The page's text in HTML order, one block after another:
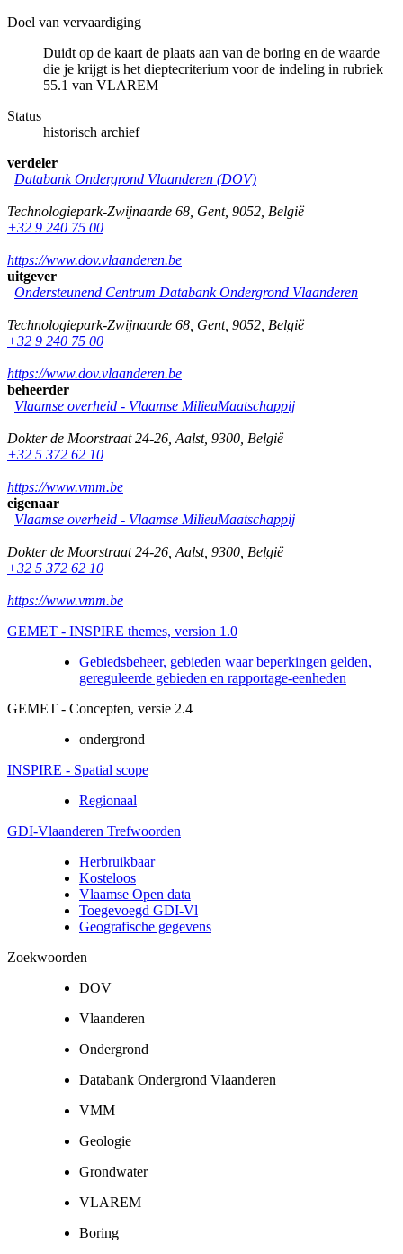
Doel van vervaardiging
Duidt op de kaart de plaats aan van de boring en de waarde
die je krijgt is het dieptecriterium voor de indeling in rubriek
55.1 van VLAREM
Status
historisch archief
verdeler
Databank Ondergrond Vlaanderen (DOV)
Technologiepark-Zwijnaarde 68 Gent, 9052 België
+32 9 240 75 00
https://www.dov.vlaanderen.be
uitgever
Ondersteunend Centrum Databank Ondergrond Vlaanderen
Technologiepark-Zwijnaarde 68 Gent, 9052 België
+32 9 240 75 00
https://www.dov.vlaanderen.be
beheerder
Vlaamse overheid - Vlaamse MilieuMaatschappij
Dokter de Moorstraat 24-26 Aalst, 9300 België
+32 5 372 62 10
https://www.vmm.be
eigenaar
Vlaamse overheid - Vlaamse MilieuMaatschappij
Dokter de Moorstraat 24-26 Aalst, 9300 België
+32 5 372 62 10
https://www.vmm.be
GEMET - INSPIRE themes, version 1.0
Gebiedsbeheer, gebieden waar beperkingen gelden,
gereguleerde gebieden en rapportage-eenheden
GEMET - Concepten, versie 2.4
ondergrond
INSPIRE - Spatial scope
Regionaal
GDI-Vlaanderen Trefwoorden
Herbruikbaar
Kosteloos
Vlaamse Open data
Toegevoegd GDI-Vl
Geografische gegevens
Zoekwoorden
DOV
Vlaanderen
Ondergrond
Databank Ondergrond Vlaanderen
VMM
Geologie
Grondwater
VLAREM
Boring